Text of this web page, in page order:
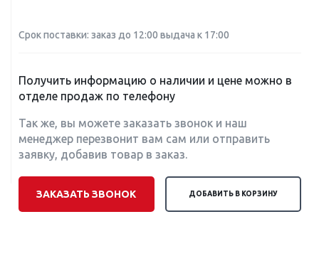
Срок поставки: заказ до 12:00 выдача к 17:00
Получить информацию о наличии и цене можно в
отделе продаж по телефону
Так же, вы можете заказать звонок и наш
менеджер перезвонит вам сам или отправить
заявку, добавив товар в заказ.
ЗАКАЗАТЬ ЗВОНОК ДОБАВИТЬ В КОРЗИНУ